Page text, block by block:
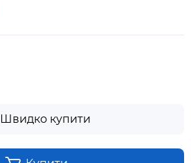
Швидко купити